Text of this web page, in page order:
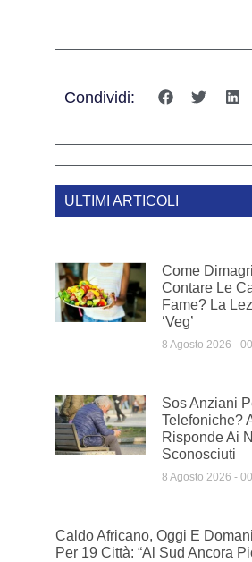
Condividi:
ULTIMI ARTICOLI
Come
Contare Le
Fame? La
‘veg’
8 Agosto 2026
Sos Anziani
Telefoniche?
Risponde Ai
Sconosciuti
8 Agosto 2026
Caldo Africano, Oggi E
Per 19 Città: “Al Sud Ancora